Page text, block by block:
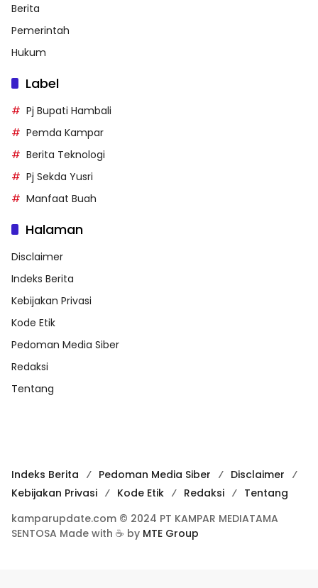
Berita
Pemerintah
Hukum
Label
Pj Bupati Hambali
Pemda Kampar
Berita Teknologi
Pj Sekda Yusri
Manfaat Buah
Halaman
Disclaimer
Indeks Berita
Kebijakan Privasi
Kode Etik
Pedoman Media Siber
Redaksi
Tentang
Indeks Berita Pedoman Media Siber
Disclaimer
Kebijakan Privasi
Kode Etik Redaksi
Tentang
kamparupdate.com © 2024 PT KAMPAR MEDIATAMA
SENTOSA Made with ☕ by MTE Group